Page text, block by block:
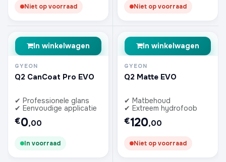
Niet op voorraad Niet op voorraad
In winkelwagen
GYEON
Q2 CanCoat Pro EVO
✔ Professionele glans
✔ Eenvoudige applicatie
€0,00
In voorraad
In winkelwagen
GYEON
Q2 Matte EVO
✔ Matbehoud
✔ Extreem hydrofoob
€120,00
Niet op voorraad